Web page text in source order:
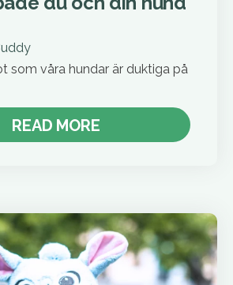
som våra hundar är duktiga på
READ MORE